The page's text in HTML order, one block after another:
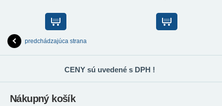
predchádzajúca strana
CENY sú uvedené s DPH !
Nákupný košík